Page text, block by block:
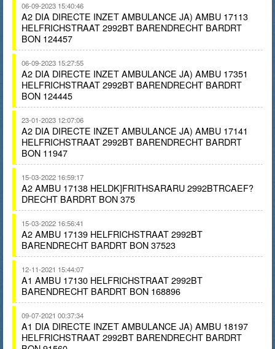
06-09-2023 15:40:46
A2 DIA DIRECTE INZET AMBULANCE JA) AMBU 17113
HELFRICHSTRAAT 2992BT BARENDRECHT BARDRT
BON 124457
06-09-2023 15:27:55
A2 DIA DIRECTE INZET AMBULANCE JA) AMBU 17351
HELFRICHSTRAAT 2992BT BARENDRECHT BARDRT
BON 124445
23-01-2023 12:07:06
A2 DIA DIRECTE INZET AMBULANCE JA) AMBU 17141
HELFRICHSTRAAT 2992BT BARENDRECHT BARDRT
BON 11947
15-03-2022 16:59:17
A2 AMBU 17138 HELDK]FRITHSARARU 2992BTRCAEF?
DRECHT BARDRT BON 375
15-03-2022 16:56:41
A2 AMBU 17139 HELFRICHSTRAAT 2992BT
BARENDRECHT BARDRT BON 37523
12-11-2021 15:44:07
A1 AMBU 17130 HELFRICHSTRAAT 2992BT
BARENDRECHT BARDRT BON 168896
09-07-2021 00:37:34
A1 DIA DIRECTE INZET AMBULANCE JA) AMBU 18197
HELFRICHSTRAAT 2992BT BARENDRECHT BARDRT